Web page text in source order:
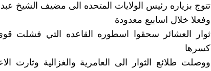
تتوج بزياره رئيس الولايات المتحده الى مضيف الشيخ
وفعلا خلال اسابيع معدودة
ثوار العشائر سحقوا اسطوره القاعده التي فشلت
كسرها
ووصلت طلائع الثوار الى العامرية والغزالية وثارت